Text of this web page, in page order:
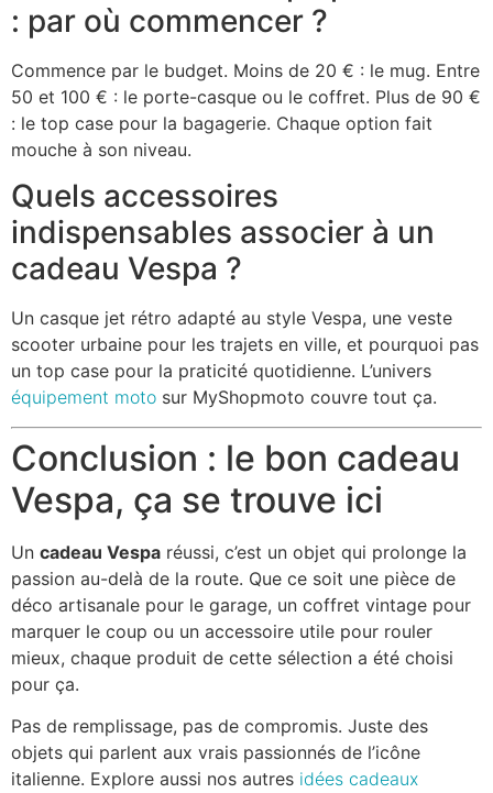
: par où commencer ?
Commence par le budget. Moins de 20 € : le mug. Entre
50 et 100 € : le porte-casque ou le coffret. Plus de 90 €
: le top case pour la bagagerie. Chaque option fait
mouche à son niveau.
Quels accessoires
indispensables associer à un
cadeau Vespa ?
Un casque jet rétro adapté au style Vespa, une veste
scooter urbaine pour les trajets en ville, et pourquoi pas
un top case pour la praticité quotidienne. L’univers
équipement moto sur MyShopmoto couvre tout ça.
Conclusion : le bon cadeau
Vespa, ça se trouve ici
Un cadeau Vespa réussi, c’est un objet qui prolonge la
passion au-delà de la route. Que ce soit une pièce de
déco artisanale pour le garage, un coffret vintage pour
marquer le coup ou un accessoire utile pour rouler
mieux, chaque produit de cette sélection a été choisi
pour ça.
Pas de remplissage, pas de compromis. Juste des
objets qui parlent aux vrais passionnés de l’icône
italienne. Explore aussi nos autres idées cadeaux